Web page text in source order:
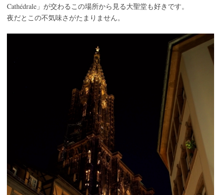
Cathédrale 」が交わるこの場所から見る大聖堂も好きです。
夜だとこの不気味さがたまりません。